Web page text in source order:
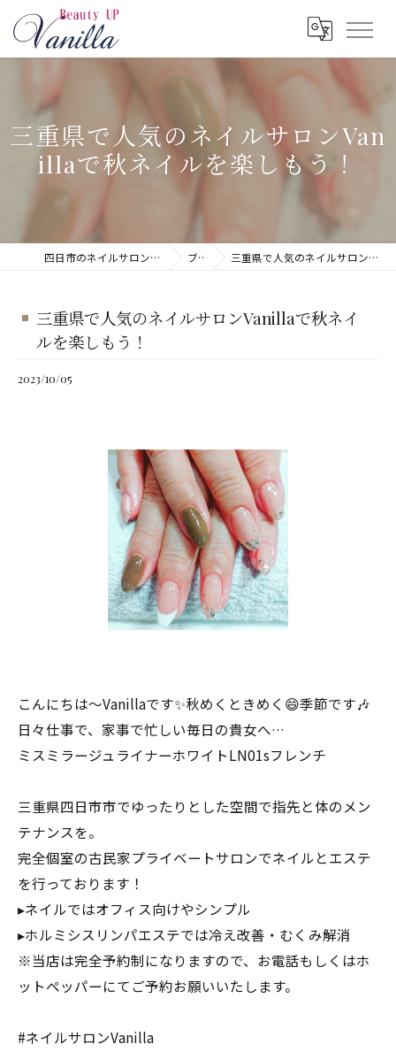
三重県で人気のネイルサロンVan
illaで秋ネイルを楽しもう！
四日市のネイルサロンならネイルサロン Vanilla ブログ 三重県で人気のネイルサロンVanillaで秋ネイルを楽しもう！
三重県で人気のネイルサロンVanillaで秋ネイ
ルを楽しもう！
2023/10/05
こんにちは〜Vanillaです✨秋めくときめく😄季節です🎶
日々仕事で、家事で忙しい毎日の貴女へ…
ミスミラージュライナーホワイトLN01sフレンチ
三重県四日市市でゆったりとした空間で指先と体のメン
テナンスを。
完全個室の古民家プライベートサロンでネイルとエステ
を行っております！
▸ネイルではオフィス向けやシンプル
▸ホルミシスリンパエステでは冷え改善・むくみ解消
※当店は完全予約制になりますので、お電話もしくはホ
ットペッパーにてご予約お願いいたします。
#ネイルサロンVanilla